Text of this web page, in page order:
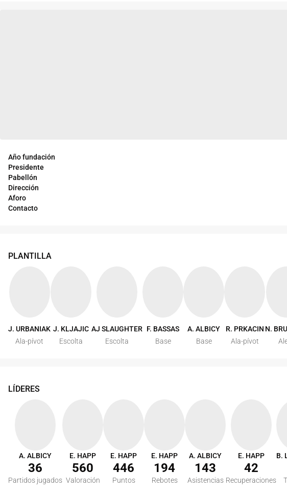
Año fundación
Presidente
Pabellón
Dirección
Aforo
Contacto
PLANTILLA
J. URBANIAK
Ala-pívot
J. KLJAJIC
Escolta
AJ SLAUGHTER
Escolta
F. BASSAS
Base
A. ALBICY
Base
R. PRKACIN
Ala-pívot
N.
LÍDERES
A. ALBICY
36
Partidos jugados
E. HAPP
560
Valoración
E. HAPP
446
Puntos
E. HAPP
194
Rebotes
A. ALBICY
143
Asistencias
E. HAPP
42
Recuperaciones